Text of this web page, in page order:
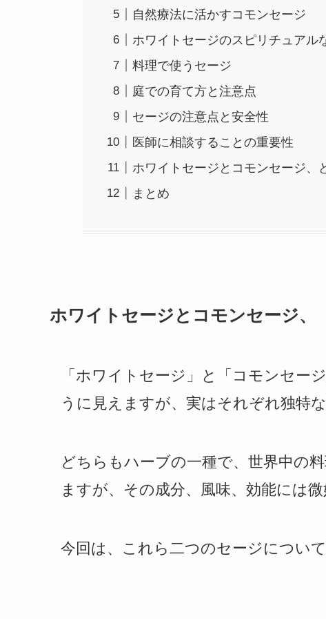
自然療法に活かすコモンセージ
ホワイトセージのスピリチュアル
料理で使うセージ
庭での育て方と注意点
セージの注意点と安全性
医師に相談することの重要性
ホワイトセージとコモンセージ、
まとめ
ホワイトセージとコモンセージ、
「ホワイトセージ」と「コモンセー
うに見えますが、実はそれぞれ独特
どちらもハーブの一種で、世界中の
ますが、その成分、風味、効能には
今回は、これら二つのセージについ